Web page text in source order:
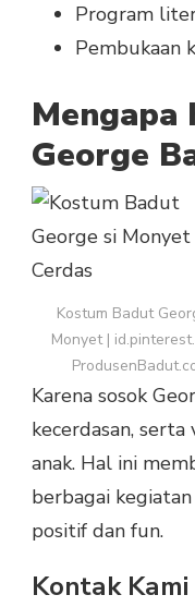
Program
Pembukaan
Mengapa
George
Kostum Badut
Monyet |
Karena sosok
kecerdasan,
anak. Hal ini
berbagai
positif dan fun.
Kontak Kami